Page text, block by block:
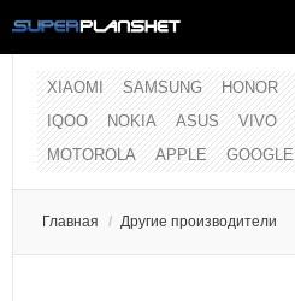
XIAOMI SAMSUNG HONOR
IQOO
NOKIA ASUS VIVO
MOTOROLA
APPLE GOOGLE
Главная / Другие производители